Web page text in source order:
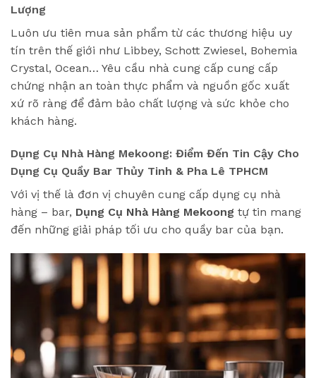
Lượng
Luôn ưu tiên mua sản phẩm từ các thương hiệu uy
tín trên thế giới như Libbey, Schott Zwiesel, Bohemia
Crystal, Ocean… Yêu cầu nhà cung cấp cung cấp
chứng nhận an toàn thực phẩm và nguồn gốc xuất
xứ rõ ràng để đảm bảo chất lượng và sức khỏe cho
khách hàng.
Dụng Cụ Nhà Hàng Mekoong: Điểm Đến Tin Cậy Cho
Dụng Cụ Quầy Bar Thủy Tinh & Pha Lê TPHCM
Với vị thế là đơn vị chuyên cung cấp dụng cụ nhà
hàng – bar, Dụng Cụ Nhà Hàng Mekoong tự tin mang
đến những giải pháp tối ưu cho quầy bar của bạn.